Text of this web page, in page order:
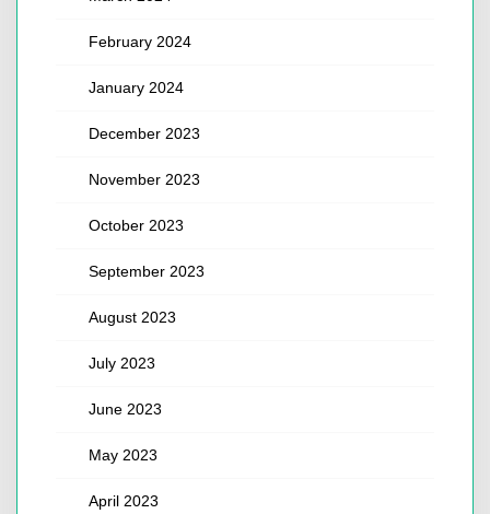
February 2024
January 2024
December 2023
November 2023
October 2023
September 2023
August 2023
July 2023
June 2023
May 2023
April 2023